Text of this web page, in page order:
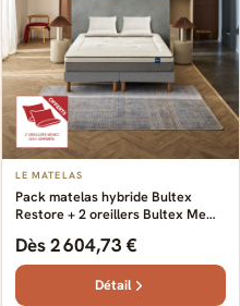
LE MATELAS
Pack matelas hybride Bultex
Restore + 2 oreillers Bultex Memo
Dès 2 604,73 €
Détail